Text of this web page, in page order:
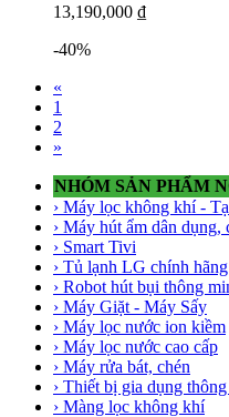
13,190,000 ₫
-40%
«
1
2
»
NHÓM SẢN PHẨM
› Máy lọc không khí -
› Máy hút ẩm dân dụng,
› Smart Tivi
› Tủ lạnh LG chính hãng
› Robot hút bụi thông
› Máy Giặt - Máy Sấy
› Máy lọc nước ion kiềm
› Máy lọc nước cao cấp
› Máy rửa bát, chén
› Thiết bị gia dụng
› Màng lọc không khí